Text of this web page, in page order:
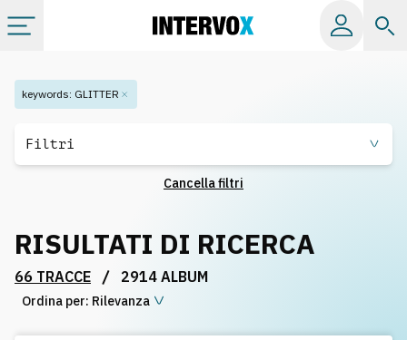
Categorie
Playlist
Licenze
keywords: GLITTER
Filtri
Cancella filtri
RISULTATI DI RICERCA
66 TRACCE / 2914 ALBUM
Ordina per: Rilevanza